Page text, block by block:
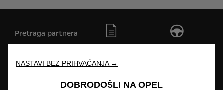
Pretraga partnera
NASTAVI BEZ PRIHVAĆANJA →
DOBRODOŠLI NA OPEL
našoj veb stranici. Kolačići nam omogućavaju da Vam pružimo